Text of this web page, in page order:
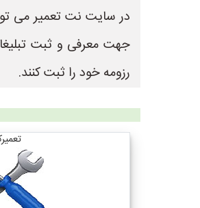
جهت معرفی و ثبت
رزومه خود را ثبت کنند.